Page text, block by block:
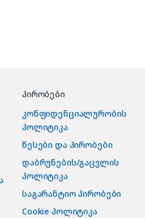
პირობები
კონფიდენციალურობის
პოლიტიკა
წესები და პირობები
დაბრუნების/გაცვლის
პოლიტიკა
საგარანტიო პირობები
Cookie პოლიტიკა